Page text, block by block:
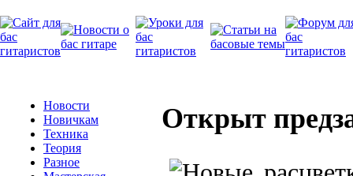
Новости
Новичкам
Техника
Теория
Разное
Открыт